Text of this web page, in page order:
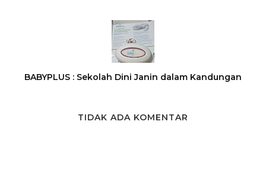
BABYPLUS : Sekolah Dini Janin dalam Kandungan
TIDAK ADA KOMENTAR